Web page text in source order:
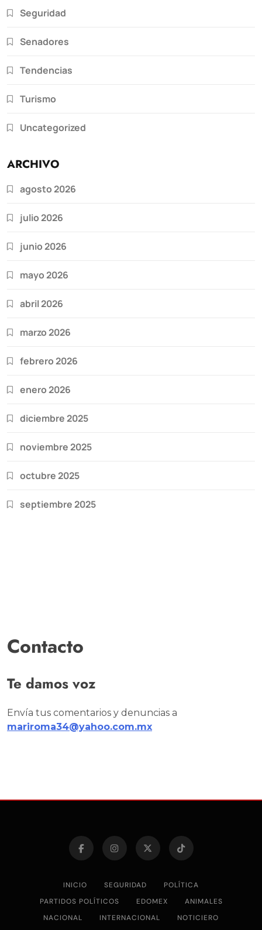
Seguridad
Senadores
Tendencias
Turismo
Uncategorized
ARCHIVO
agosto 2026
julio 2026
junio 2026
mayo 2026
abril 2026
marzo 2026
febrero 2026
enero 2026
diciembre 2025
noviembre 2025
octubre 2025
septiembre 2025
Contacto
Te damos voz
Envía tus comentarios y denuncias a
mariroma34@yahoo.com.mx
INICIO SEGURIDAD
POLÍTICA
PARTIDOS POLÍTICOS
EDOMEX
ANIMALES
NACIONAL
INTERNACIONAL
NOTICIERO